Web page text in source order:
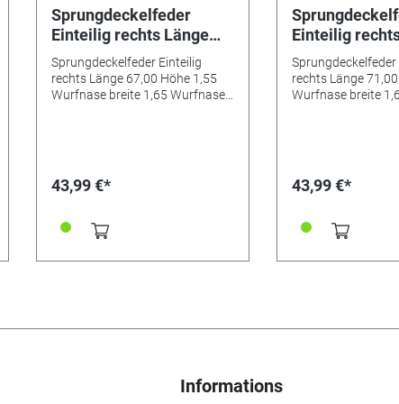
Sprungdeckelfeder
Einteilig rechts Länge
67,00 Höhe 1,55
Wurfnase breite 1,65
Wurfnase tiefe 1,30
Sprungdeckelfeder Einteilig
rechts Länge 67,00 Höhe 1,55
Wurfnase breite 1,65 Wurfnase
43,99 €*
Einteilig
71,00 Höhe
Wurfnase
Wurfnase
Sprungdeckelfeder
rechts Länge
Wurfnase breite
43,99 €*
Informations